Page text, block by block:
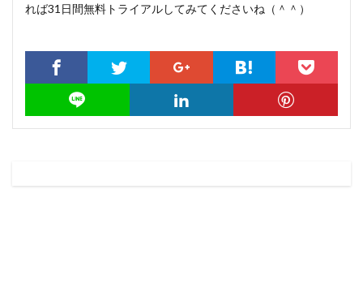
れば31日間無料トライアルしてみてくださいね（＾＾）